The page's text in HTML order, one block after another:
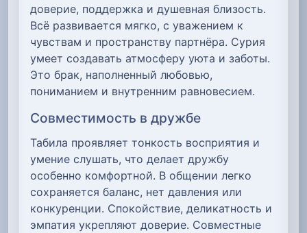
доверие, поддержка и душевная близость.
Всё развивается мягко, с уважением к
чувствам и пространству партнёра. Сурия
умеет создавать атмосферу уюта и заботы.
Это брак, наполненный любовью,
пониманием и внутренним равновесием.
Совместимость в дружбе
Табила проявляет тонкость восприятия и
умение слушать, что делает дружбу
особенно комфортной. В общении легко
сохраняется баланс, нет давления или
конкуренции. Спокойствие, деликатность и
эмпатия укрепляют доверие. Совместные